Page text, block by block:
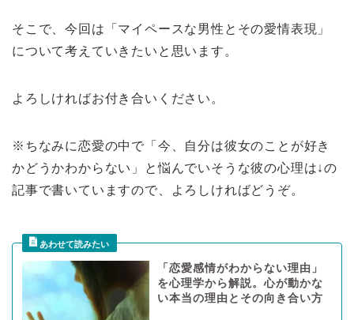
そこで、今回は「マイペースな男性とその愛情表現」
について考えていきたいと思います。
よろしければお付き合いください。
※ちなみに恋愛の中で「今、自分は彼女のことが好き
かどうかわからない」と悩んでいそうな彼の心理は↓の
記事で書いていますので、よろしければどうぞ。
「恋愛感情がわからない理由」
を心理学から解説。心が動かな
い本当の理由とその向き合い方